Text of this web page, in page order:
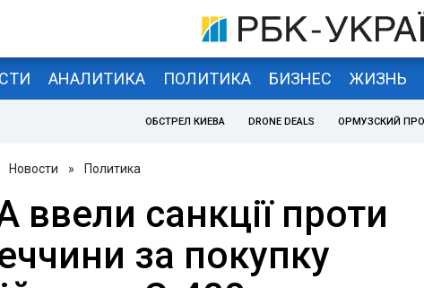
АНАЛИТИКА ПОЛИТИКА БИЗНЕС ЖИЗНЬ
ОБСТРЕЛ КИЕВА DRONE DEALS ОРМУЗСКИЙ
Новости » Политика
ввели санкції проти
за покупку